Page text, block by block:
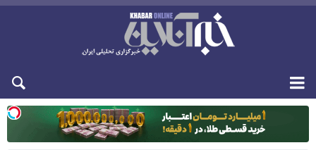
دوشنبه ۱۹ مرداد ۱۴۰۵